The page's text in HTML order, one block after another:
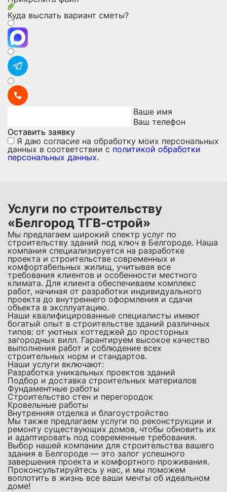
Куда выслать вариант сметы?
Ваше имя
Ваш телефон
Оставить заявку
Я даю согласие на обработку моих персональных
данных в соответствии с политикой обработки
персональных данных.
Услуги по строительству
«Белгород ТГВ-строй»
Мы предлагаем широкий спектр услуг по
строительству зданий под ключ в Белгороде. Наша
компания специализируется на разработке
проекта и строительстве современных и
комфортабельных жилищ, учитывая все
требования клиентов и особенности местного
климата. Для клиента обеспечиваем комплекс
работ, начиная от разработки индивидуального
проекта до внутреннего оформления и сдачи
объекта в эксплуатацию.
Наши квалифицированные специалисты имеют
богатый опыт в строительстве зданий различных
типов: от уютных коттеджей до просторных
загородных вилл. Гарантируем высокое качество
выполнения работ и соблюдение всех
строительных норм и стандартов.
Наши услуги включают:
Разработка уникальных проектов зданий
Подбор и доставка строительных материалов
Фундаментные работы
Строительство стен и перегородок
Кровельные работы
Внутренняя отделка и благоустройство
Мы также предлагаем услуги по реконструкции и
ремонту существующих домов, чтобы обновить их
и адаптировать под современные требования.
Выбор нашей компании для строительства вашего
здания в Белгороде — это залог успешного
завершения проекта и комфортного проживания.
Проконсультируйтесь у нас, и мы поможем
воплотить в жизнь все ваши мечты об идеальном
доме!